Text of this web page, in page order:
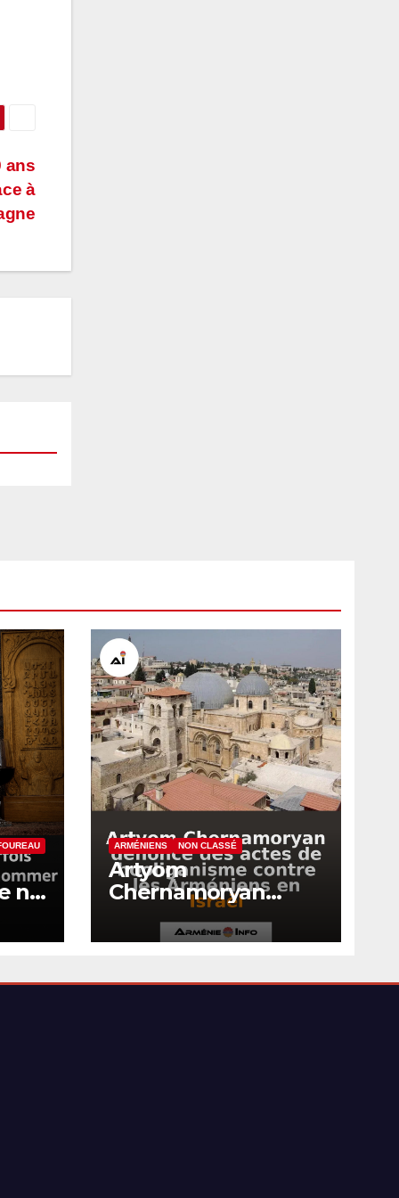
ans
à
ne
ARMÉNIENS NON CLASSÉ
Artyom
Chernamoryan
dénonce des actes
de hooliganisme
Arméniens en Israël